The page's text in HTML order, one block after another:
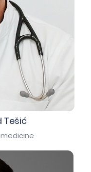
Tešić